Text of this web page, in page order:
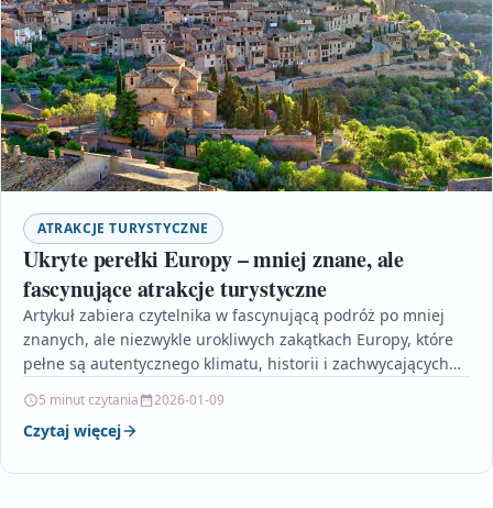
ATRAKCJE TURYSTYCZNE
Ukryte perełki Europy – mniej znane, ale
fascynujące atrakcje turystyczne
Artykuł zabiera czytelnika w fascynującą podróż po mniej
znanych, ale niezwykle urokliwych zakątkach Europy, które
pełne są autentycznego klimatu, historii i zachwycających
5 minut czytania 2026-01-09
Czytaj więcej